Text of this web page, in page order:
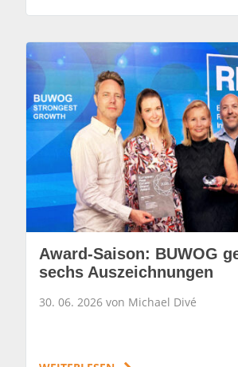
Award-Saison: BUWOG
sechs Auszeichnungen
30. 06. 2026 von Michael Divé